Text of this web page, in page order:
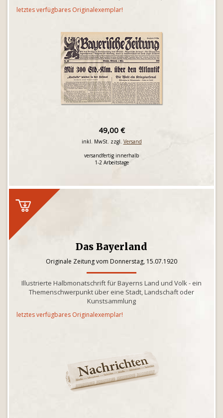
letztes verfügbares Originalexemplar!
49,00 €
inkl. MwSt. zzgl. Versand
versandfertig innerhalb
1-2 Arbeitstage
Das Bayerland
Originale Zeitung vom Donnerstag, 15.07.1920
Illustrierte Halbmonatschrift für Bayerns Land und Volk - ein
Themenschwerpunkt über eine Stadt, Landschaft oder
Kunstsammlung
letztes verfügbares Originalexemplar!